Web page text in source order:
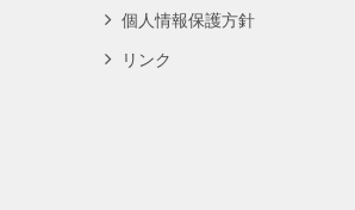
個人情報保護方針
リンク